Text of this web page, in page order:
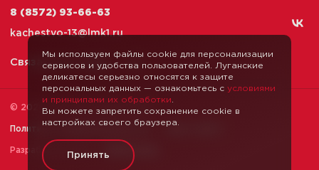
Мы используем файлы cookie для персонализации
сервисов и удобства пользователей. Луганские
деликатесы серьезно относятся к защите
персональных данных — ознакомьтесь с условиями
и принципами их обработки
Вы можете запретить сохранение cookie в
настройках своего браузера.
Принять
8 (8572) 93-66-63
kachestvo-13@lmk1.ru
Связаться с нами
© 2026 Луганские Деликатесы
Политика конфиденциальности Карта сайта
Разработка сайта — Webformula